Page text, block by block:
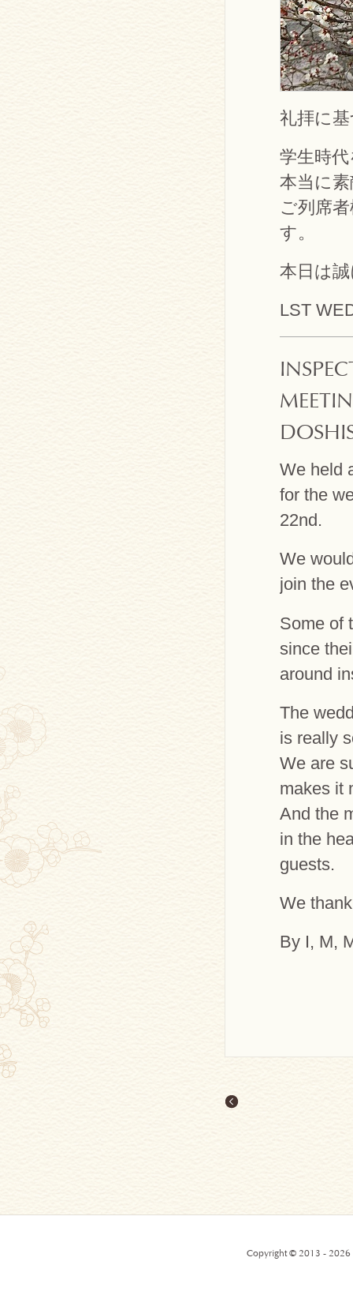
礼拝に
学生時
本当に
ご列席
す。
本日は
LST
We held
for the
22nd.
We
join the
Some of
since
around
The
is really
We are
makes it
And the
in the
guests.
We
By I, M,
Copyright © 2013 - 2026